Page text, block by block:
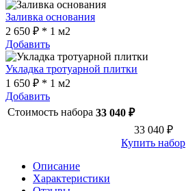
Заливка основания
2 650 ₽ * 1 м2
Добавить
Укладка тротуарной плитки
1 650 ₽ * 1 м2
Добавить
Стоимость набора 33 040 ₽
33 040 ₽
Купить набор
Описание
Характеристики